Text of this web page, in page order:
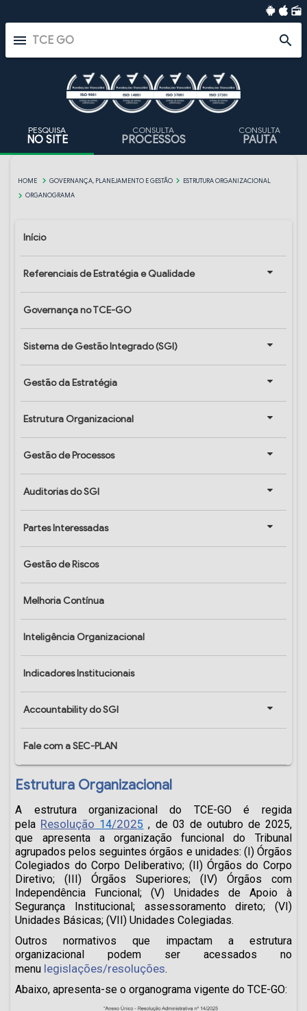
radio
menu search
PESQUISA
NO SITE
CONSULTA
PROCESSOS
CONSULTA
PAUTA
HOME GOVERNANÇA, PLANEJAMENTO E GESTÃO
ESTRUTURA ORGANIZACIONAL
ORGANOGRAMA
Início
Referenciais de Estratégia e Qualidade
Governança no TCE-GO
Sistema de Gestão Integrado (SGI)
Gestão da Estratégia
Estrutura Organizacional
Gestão de Processos
Auditorias do SGI
Partes Interessadas
Gestão de Riscos
Melhoria Contínua
Inteligência Organizacional
Indicadores Institucionais
Accountability do SGI
Fale com a SEC-PLAN
Estrutura Organizacional
A estrutura organizacional do TCE-GO é regida
pela Resolução 14/2025 , de 03 de outubro de 2025,
que apresenta a organização funcional do Tribunal
agrupados pelos seguintes órgãos e unidades: (I) Órgãos
Colegiados do Corpo Deliberativo; (II) Órgãos do Corpo
Diretivo; (III) Órgãos Superiores; (IV) Órgãos com
Independência Funcional; (V) Unidades de Apoio à
Segurança Institucional; assessoramento direto; (VI)
Unidades Básicas; (VII) Unidades Colegiadas.
Outros normativos que impactam a estrutura
organizacional podem ser acessados no
menu legislações/resoluções.
Abaixo, apresenta-se o organograma vigente do TCE-GO: